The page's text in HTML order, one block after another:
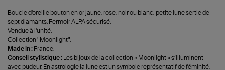
Boucle d'oreille bouton en or jaune, rose, noir ou blanc, petite lune sertie de
sept diamants. Fermoir ALPA sécurisé.
Vendue à l'unité.
Collection "Moonlight".
Made in : France.
Conseil stylistique :
Les bijoux de la collection « Moonlight » s’illuminent
avec pudeur. En astrologie la lune est un symbole représentatif de féminité,